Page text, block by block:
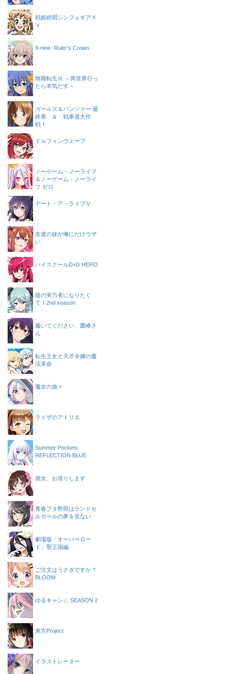
戦姫絶唱シンフォギアＸ
Ｖ
9-nine- Ruler’s Crown
無職転生Ⅲ ～異世界行っ
たら本気だす～
ガールズ＆パンツァー 最
終章 ＆ 戦車道大作
戦！
ドルフィンウェーブ
ノーゲーム・ノーライフ
＆ノーゲーム・ノーライ
フ ゼロ
デート・ア・ライブⅤ
友達の妹が俺にだけウザ
い
ハイスクールD×D HERO
陰の実力者になりたく
て！2nd season
履いてください、鷹峰さ
ん
転生王女と天才令嬢の魔
法革命
魔女の旅々
ライザのアトリエ
Summer Pockets
REFLECTION BLUE
彼女、お借りします
青春ブタ野郎はランドセ
ルガールの夢を見ない
劇場版「オーバーロー
ド」聖王国編
ご注文はうさぎですか？
BLOOM
ゆるキャン△ SEASON 2
東方Project
イラストレーター